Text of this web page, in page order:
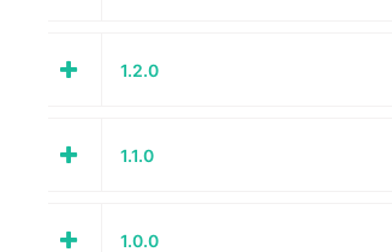
1.2.0
1.1.0
1.0.0